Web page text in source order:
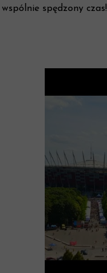
wspólnie spędzony czas!